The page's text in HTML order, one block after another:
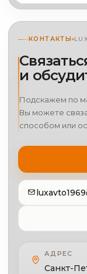
КОНТАКТЫ
и
Подскажем по
Вы можете
способом или
АДРЕС
Санкт-